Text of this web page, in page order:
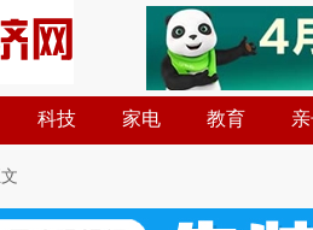
科技 家电 教育